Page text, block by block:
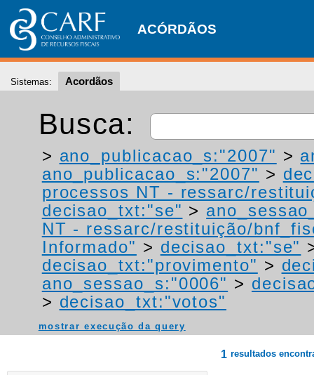
ACÓRDÃOS
Sistemas: Acordãos
Busca:
> ano_publicacao_s:"2007" >
ano_publicacao_s:"2007" >
processos NT - ressarc/
decisao_txt:"se" >
NT - ressarc/restituição/
Informado" > decisao_txt:"se"
decisao_txt:"provimento" >
ano_sessao_s:"0006" >
> decisao_txt:"votos"
mostrar execução da query
1 resultados